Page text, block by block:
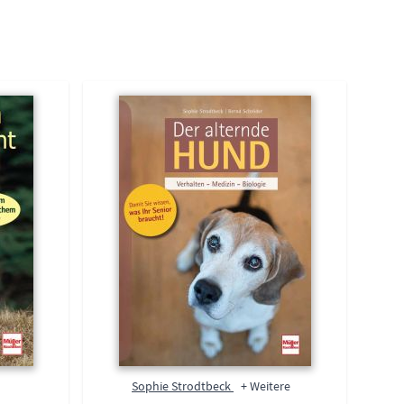
Sophie Strodtbeck + Weitere